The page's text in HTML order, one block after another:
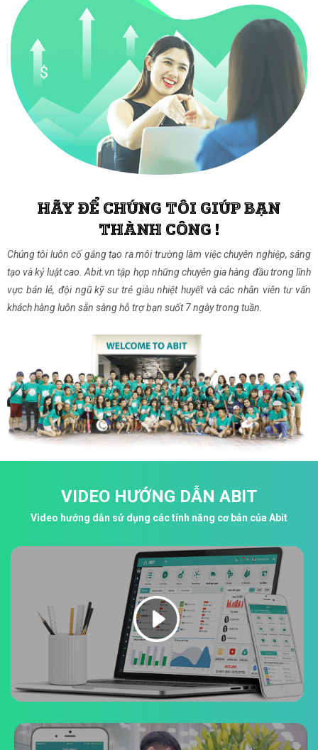
HÃY ĐỂ CHÚNG TÔI GIÚP BẠN
THÀNH CÔNG !
Chúng tôi luôn cố gắng tạo ra môi trường làm việc chuyên nghiệp, sáng
tạo và kỷ luật cao. Abit.vn tập hợp những chuyên gia hàng đầu trong lĩnh
vực bán lẻ, đội ngũ kỹ sư trẻ giàu nhiệt huyết và các nhân viên tư vấn
khách hàng luôn sẵn sàng hỗ trợ bạn suốt 7 ngày trong tuần.
VIDEO HƯỚNG DẪN ABIT
Video hướng dẫn sử dụng các tính năng cơ bản của Abit